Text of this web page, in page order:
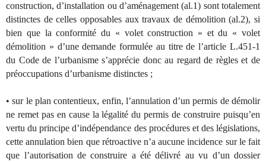
construction, d’installation ou d’aménagement (al.1) sont totalement
distinctes de celles opposables aux travaux de démolition (al.2), si
bien que la conformité du « volet construction » et du « volet
démolition » d’une demande formulée au titre de l’article L.451-1
du Code de l’urbanisme s’apprécie donc au regard de règles et de
préoccupations d’urbanisme distinctes ;
• sur le plan contentieux, enfin, l’annulation d’un permis de démolir
ne remet pas en cause la légalité du permis de construire puisqu’en
vertu du principe d’indépendance des procédures et des législations,
cette annulation bien que rétroactive n’a aucune incidence sur le fait
que l’autorisation de construire a été délivré au vu d’un dossier